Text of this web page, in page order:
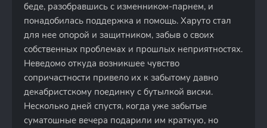
беде, разобравшись с изменником-парнем, и
понадобилась поддержка и помощь. Харуто стал
для нее опорой и защитником, забыв о своих
собственных проблемах и прошлых неприятностях.
Неведомо откуда возникшее чувство
сопричастности привело их к забытому давно
декабристскому поединку с бутылкой виски.
Несколько дней спустя, когда уже забытые
суматошные вечера подарили им краткую, но